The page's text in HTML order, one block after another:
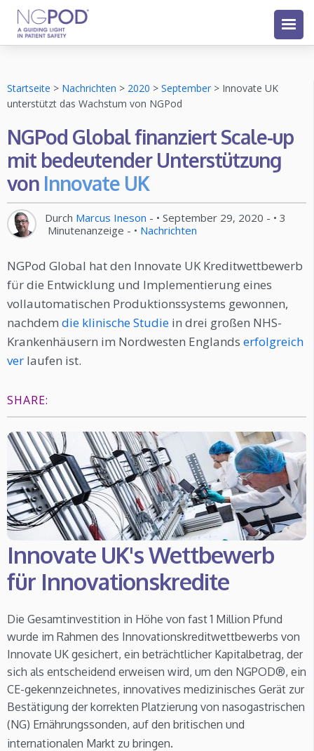
Startseite > Nachrichten > 2020 > September > Innovate UK
unterstützt das Wachstum von NGPod
NGPod Global finanziert Scale-up
mit bedeutender Unterstützung
von Innovate UK
Durch Marcus Ineson - • September 29, 2020 - • 3
Minutenanzeige - • Nachrichten
NGPod Global hat den Innovate UK Kreditwettbewerb
für die Entwicklung und Implementierung eines
vollautomatischen Produktionssystems gewonnen,
nachdem die klinische Studie in drei großen NHS-
Krankenhäusern im Nordwesten Englands erfolgreich
ver laufen ist.
SHARE:
Innovate UK's Wettbewerb
für Innovationskredite
Die Gesamtinvestition in Höhe von fast 1 Million Pfund
wurde im Rahmen des Innovationskreditwettbewerbs von
Innovate UK gesichert, ein beträchtlicher Kapitalbetrag, der
sich als entscheidend erweisen wird, um den NGPOD®, ein
CE-gekennzeichnetes, innovatives medizinisches Gerät zur
Bestätigung der korrekten Platzierung von nasogastrischen
(NG) Ernährungssonden, auf den britischen und
internationalen Markt zu bringen.